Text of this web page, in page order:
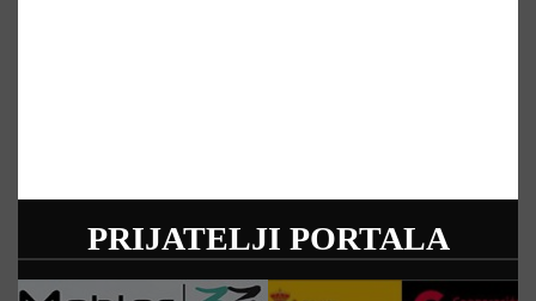
PRIJATELJI PORTALA